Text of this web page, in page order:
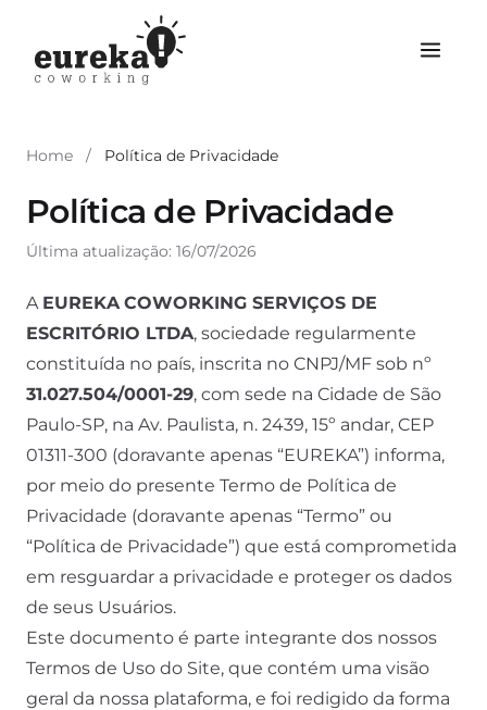
Home / Política de Privacidade
Política de Privacidade
Última atualização: 16/07/2026
A EUREKA COWORKING SERVIÇOS DE
ESCRITÓRIO LTDA, sociedade regularmente
constituída no país, inscrita no CNPJ/MF sob nº
31.027.504/0001-29, com sede na Cidade de São
Paulo-SP, na Av. Paulista, n. 2439, 15º andar, CEP
01311-300 (doravante apenas “EUREKA”) informa,
por meio do presente Termo de Política de
Privacidade (doravante apenas “Termo” ou
“Política de Privacidade”) que está comprometida
em resguardar a privacidade e proteger os dados
de seus Usuários.
Este documento é parte integrante dos nossos
Termos de Uso do Site, que contém uma visão
geral da nossa plataforma, e foi redigido da forma